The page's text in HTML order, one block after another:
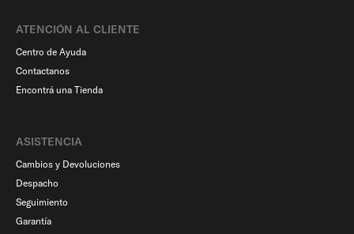
ATENCIÓN AL CLIENTE
Centro de Ayuda
Contactanos
Encontrá una Tienda
ASISTENCIA
Cambios y Devoluciones
Despacho
Seguimiento
Garantía